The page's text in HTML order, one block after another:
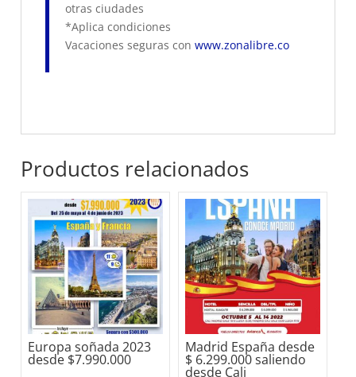
otras ciudades
*Aplica condiciones
Vacaciones seguras con www.zonalibre.co
Productos relacionados
Europa soñada 2023
desde $7.990.000
Madrid España desde
$ 6.299.000 saliendo
desde Cali